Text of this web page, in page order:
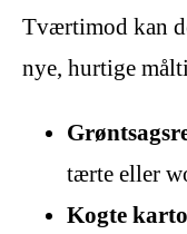
Tværtimod kan
nye, hurtige
tærte eller
Kogte